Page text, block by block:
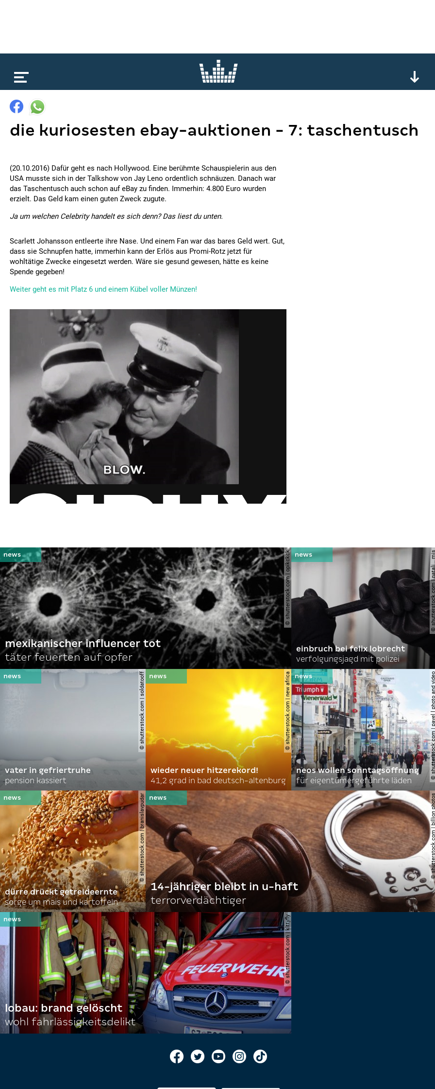
die kuriosesten ebay-auktionen - 7: taschentusch
(20.10.2016) Dafür geht es nach Hollywood. Eine berühmte Schauspielerin aus den
USA musste sich in der Talkshow von Jay Leno ordentlich schnäuzen. Danach war
das Taschentusch auch schon auf eBay zu finden. Immerhin: 4.800 Euro wurden
erzielt. Das Geld kam einen guten Zweck zugute.
Ja um welchen Celebrity handelt es sich denn? Das liest du unten.
Scarlett Johansson entleerte ihre Nase. Und einem Fan war das bares Geld wert. Gut,
dass sie Schnupfen hatte, immerhin kann der Erlös aus Promi-Rotz jetzt für
wohltätige Zwecke eingesetzt werden. Wäre sie gesund gewesen, hätte es keine
Spende gegeben!
Weiter geht es mit Platz 6 und einem Kübel voller Münzen!
© shutterstock.com | opikckck
mexikanischer influencer tot
täter feuerten auf opfer
©
einbruch bei felix lobrecht
verfolgungsjagd mit polizei
© shutterstock.com | soldatooff
vater in gefriertruhe
pension kassiert
© shutterstock.com | new africa
wieder neuer hitzerekord!
41,2 grad in bad deutsch-altenburg
©
neos wollen sonntagsöffnung
für eigentümergeführte läden
© shutterstock.com | branislavpudar
dürre drückt getreideernte
sorge um mais und kartoffeln
©
14-jähriger bleibt in u-haft
terrorverdächtiger
© shutterstock.com | kittyfly
lobau: brand gelöscht
wohl fahrlässigkeitsdelikt